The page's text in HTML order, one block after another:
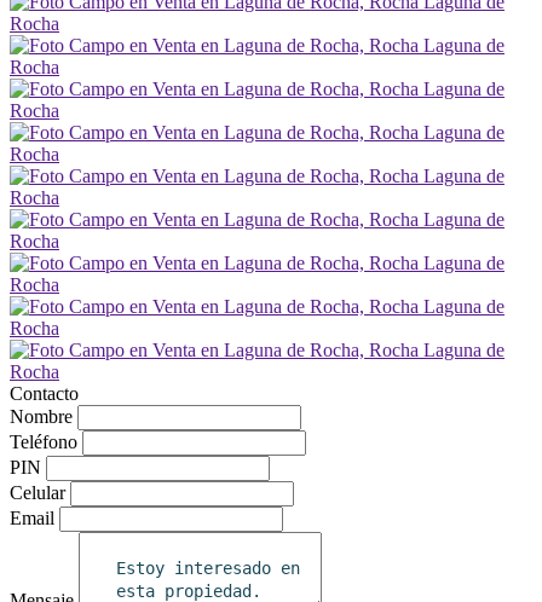
Contacto
Nombre
Teléfono
PIN
Celular
Email